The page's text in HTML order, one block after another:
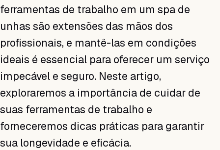
ferramentas de trabalho em um spa de
unhas são extensões das mãos dos
profissionais, e mantê-las em condições
ideais é essencial para oferecer um serviço
impecável e seguro. Neste artigo,
exploraremos a importância de cuidar de
suas ferramentas de trabalho e
forneceremos dicas práticas para garantir
sua longevidade e eficácia.